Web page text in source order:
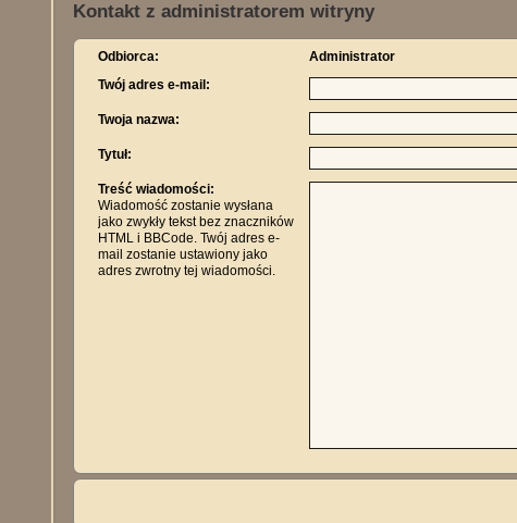
Kontakt z administratorem witryny
Odbiorca:
Administrator
Twój adres e-mail:
Twoja nazwa:
Tytuł:
Treść wiadomości:
Wiadomość zostanie wysłana
jako zwykły tekst bez znaczników
HTML i BBCode. Twój adres e-
mail zostanie ustawiony jako
adres zwrotny tej wiadomości.